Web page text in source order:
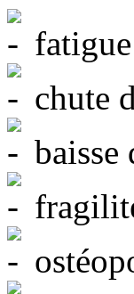
fatigue
chute
baisse